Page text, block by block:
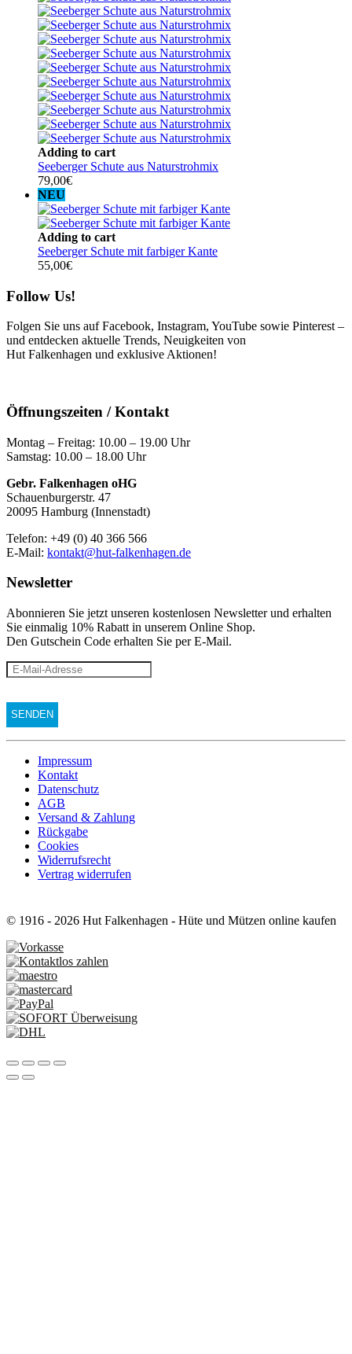
Adding to cart
Seeberger Schute aus Naturstrohmix
79,00€
NEU
Adding to cart
Seeberger Schute mit farbiger Kante
55,00€
Follow Us!
Folgen Sie uns auf Facebook, Instagram, YouTube sowie Pinterest –
und entdecken aktuelle Trends, Neuigkeiten von
Hut Falkenhagen und exklusive Aktionen!
Öffnungszeiten / Kontakt
Montag – Freitag: 10.00 – 19.00 Uhr
Samstag: 10.00 – 18.00 Uhr
Gebr. Falkenhagen oHG
Schauenburgerstr. 47
20095 Hamburg (Innenstadt)
Telefon: +49 (0) 40 366 566
E-Mail: kontakt@hut-falkenhagen.de
Newsletter
Abonnieren Sie jetzt unseren kostenlosen Newsletter und erhalten
Sie einmalig 10% Rabatt in unserem Online Shop.
Den Gutschein Code erhalten Sie per E-Mail.
Impressum
Kontakt
Datenschutz
AGB
Versand & Zahlung
Rückgabe
Cookies
Widerrufsrecht
Vertrag widerrufen
© 1916 - 2026 Hut Falkenhagen - Hüte und Mützen online kaufen